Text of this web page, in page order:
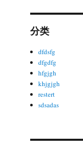
分类
dfdsfg
dfgdfg
hfgjgh
khjgjgh
restert
sdsadas